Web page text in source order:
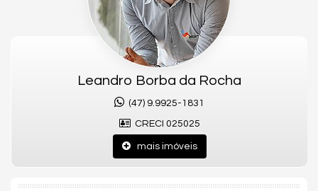
Até 2 vagas de garagem
Características do Imóvel
Sacada com Churrasqueira
Leandro Borba da Rocha
(47) 9.9925-1831
CRECI 025025
mais imóveis